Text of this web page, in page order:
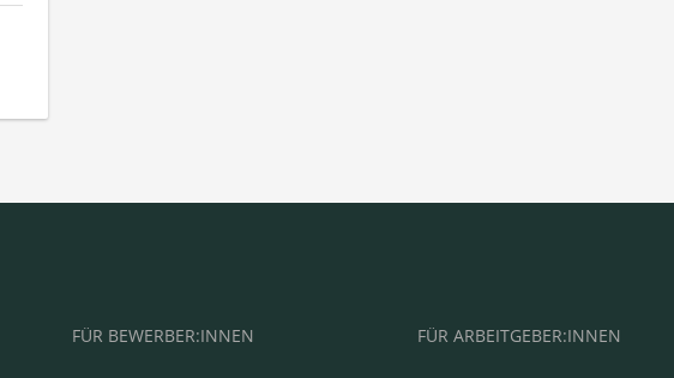
FÜR BEWERBER:INNEN FÜR ARBEITGEBER:INNEN